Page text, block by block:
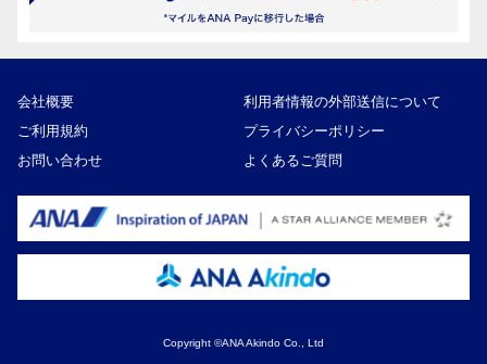
会社概要
利用者情報の外部送信について
ご利用規約
プライバシーポリシー
お問い合わせ
よくあるご質問
Copyright ©ANA Akindo Co., Ltd